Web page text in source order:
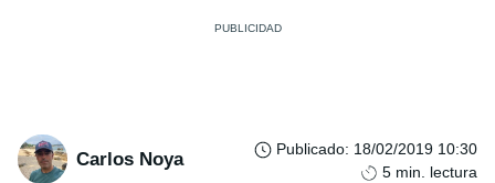
Carlos Noya Publicado: 18/02/2019 10:30
5 min. lectura